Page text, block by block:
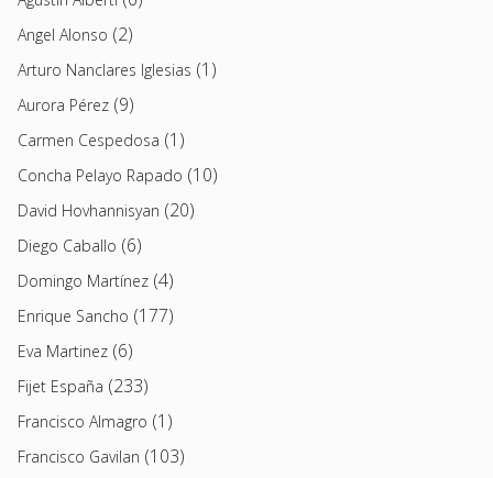
Angel Alonso (2)
Arturo Nanclares Iglesias (1)
Aurora Pérez (9)
Carmen Cespedosa (1)
Concha Pelayo Rapado (10)
David Hovhannisyan (20)
Diego Caballo (6)
Domingo Martínez (4)
Enrique Sancho (177)
Eva Martinez (6)
Fijet España (233)
Francisco Almagro (1)
Francisco Gavilan (103)